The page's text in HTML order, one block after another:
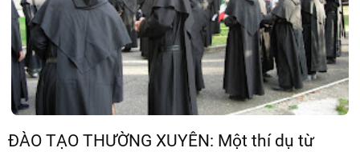
ĐÀO TẠO THƯỜNG XUYÊN: Một thí dụ từ